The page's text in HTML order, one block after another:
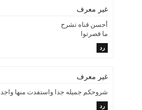
غير معرف
أحسن قناه تشرح
ما قصرتوا
رد
غير معرف
شروحكم جميله جدا واستفدت منها واجد
رد